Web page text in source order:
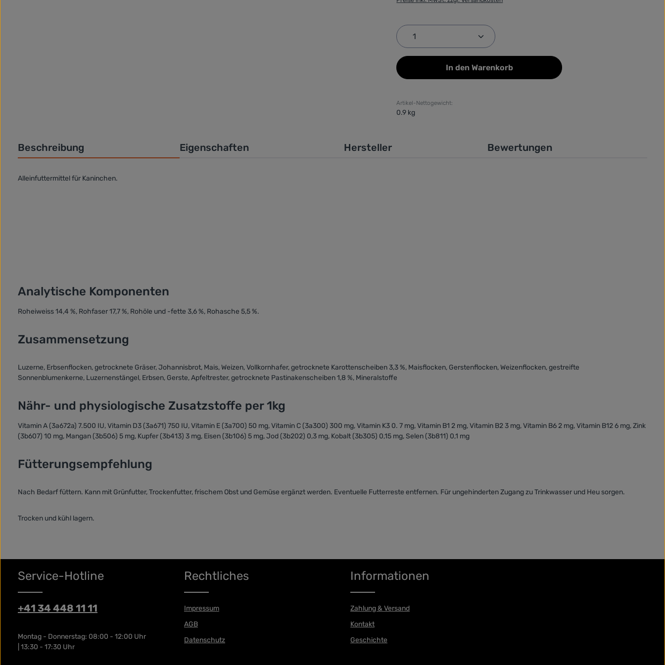
Produkt Anzahl: Gib den gewünschten Wert ein
In den Warenkorb
Artikel-Nettogewicht:
0.9 kg
Beschreibung Eigenschaften Hersteller Bewertungen
Alleinfuttermittel für Kaninchen.
Analytische Komponenten
Roheiweiss 14,4 %, Rohfaser 17,7 %, Rohöle und -fette 3,6 %, Rohasche 5,5 %.
Zusammensetzung
Luzerne, Erbsenflocken, getrocknete Gräser, Johannisbrot, Mais, Weizen, Vollkornhafer, getrocknete Karottenscheiben 3,3 %, Maisflocken, Gerstenflocken, Weizenflocken, gestreifte
Sonnenblumenkerne, Luzernenstängel, Erbsen, Gerste, Apfeltrester, getrocknete Pastinakenscheiben 1,8 %, Mineralstoffe
Nähr- und physiologische Zusatzstoffe per 1kg
Vitamin A (3a672a) 7.500 IU, Vitamin D3 (3a671) 750 IU, Vitamin E (3a700) 50 mg, Vitamin C (3a300) 300 mg, Vitamin K3 0. 7 mg, Vitamin B1 2 mg, Vitamin B2 3 mg, Vitamin B6 2 mg, Vitamin B12 6 mg, Zink
(3b607) 10 mg, Mangan (3b506) 5 mg, Kupfer (3b413) 3 mg, Eisen (3b106) 5 mg, Jod (3b202) 0,3 mg, Kobalt (3b305) 0,15 mg, Selen (3b811) 0,1 mg
Fütterungsempfehlung
Nach Bedarf füttern. Kann mit Grünfutter, Trockenfutter, frischem Obst und Gemüse ergänzt werden. Eventuelle Futterreste entfernen. Für ungehinderten Zugang zu Trinkwasser und Heu sorgen.
Trocken und kühl lagern.
Service-Hotline
+41 34 448 11 11
Montag - Donnerstag: 08:00 - 12:00 Uhr
| 13:30 - 17:30 Uhr
Rechtliches
Impressum
AGB
Datenschutz
Informationen
Zahlung & Versand
Kontakt
Geschichte